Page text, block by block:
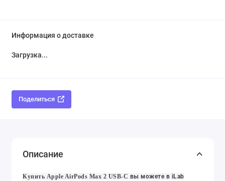
Информация о доставке
Загрузка...
Поделиться
Описание
Купить Apple AirPods Max 2 USB-C вы можете в iLab